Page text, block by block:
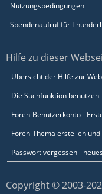
Nutzungsbedingungen
Spendenaufruf für
Hilfe zu dieser
Übersicht der Hilfe zur
Die Suchfunktion benutzen
Foren-Benutzerkonto -
Foren-Thema erstellen
Passwort vergessen -
Copyright © 2003-